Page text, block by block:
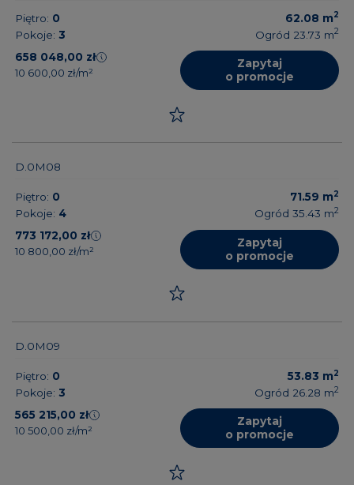
Piętro: 0
Pokoje: 3
658 048,00 zł
10 600,00 zł/m²
62.08 m2
Ogród 23.73 m2
Zapytaj
o promocje
D.0M08
Piętro: 0
Pokoje: 4
773 172,00 zł
10 800,00 zł/m²
71.59 m2
Ogród 35.43 m2
Zapytaj
o promocje
D.0M09
Piętro: 0
Pokoje: 3
565 215,00 zł
10 500,00 zł/m²
53.83 m2
Ogród 26.28 m2
Zapytaj
o promocje